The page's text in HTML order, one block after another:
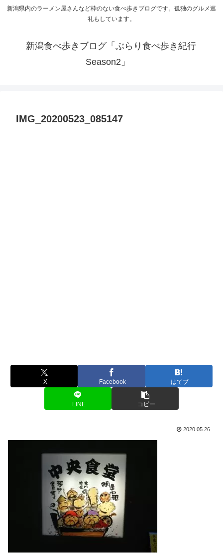
新潟県内のラーメン屋さんなど枠のない食べ歩きブログです。孤独のグルメ巡
礼もしています。
新潟食べ歩きブログ「ぶらり食べ歩き紀行
Season2」
IMG_20200523_085147
X Facebook はてブ
LINE コピー
2020.05.26